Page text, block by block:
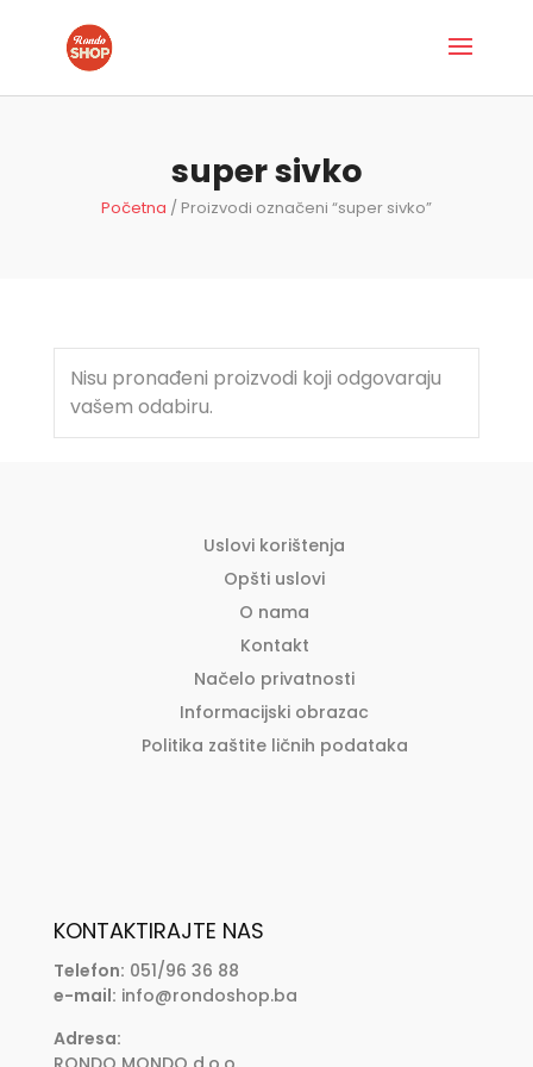
super sivko
Početna / Proizvodi označeni “super sivko”
Nisu pronađeni proizvodi koji odgovaraju
vašem odabiru.
Uslovi korištenja
Opšti uslovi
O nama
Kontakt
Načelo privatnosti
Informacijski obrazac
Politika zaštite ličnih podataka
KONTAKTIRAJTE NAS
Telefon: 051/96 36 88
e-mail: info@rondoshop.ba
Adresa: